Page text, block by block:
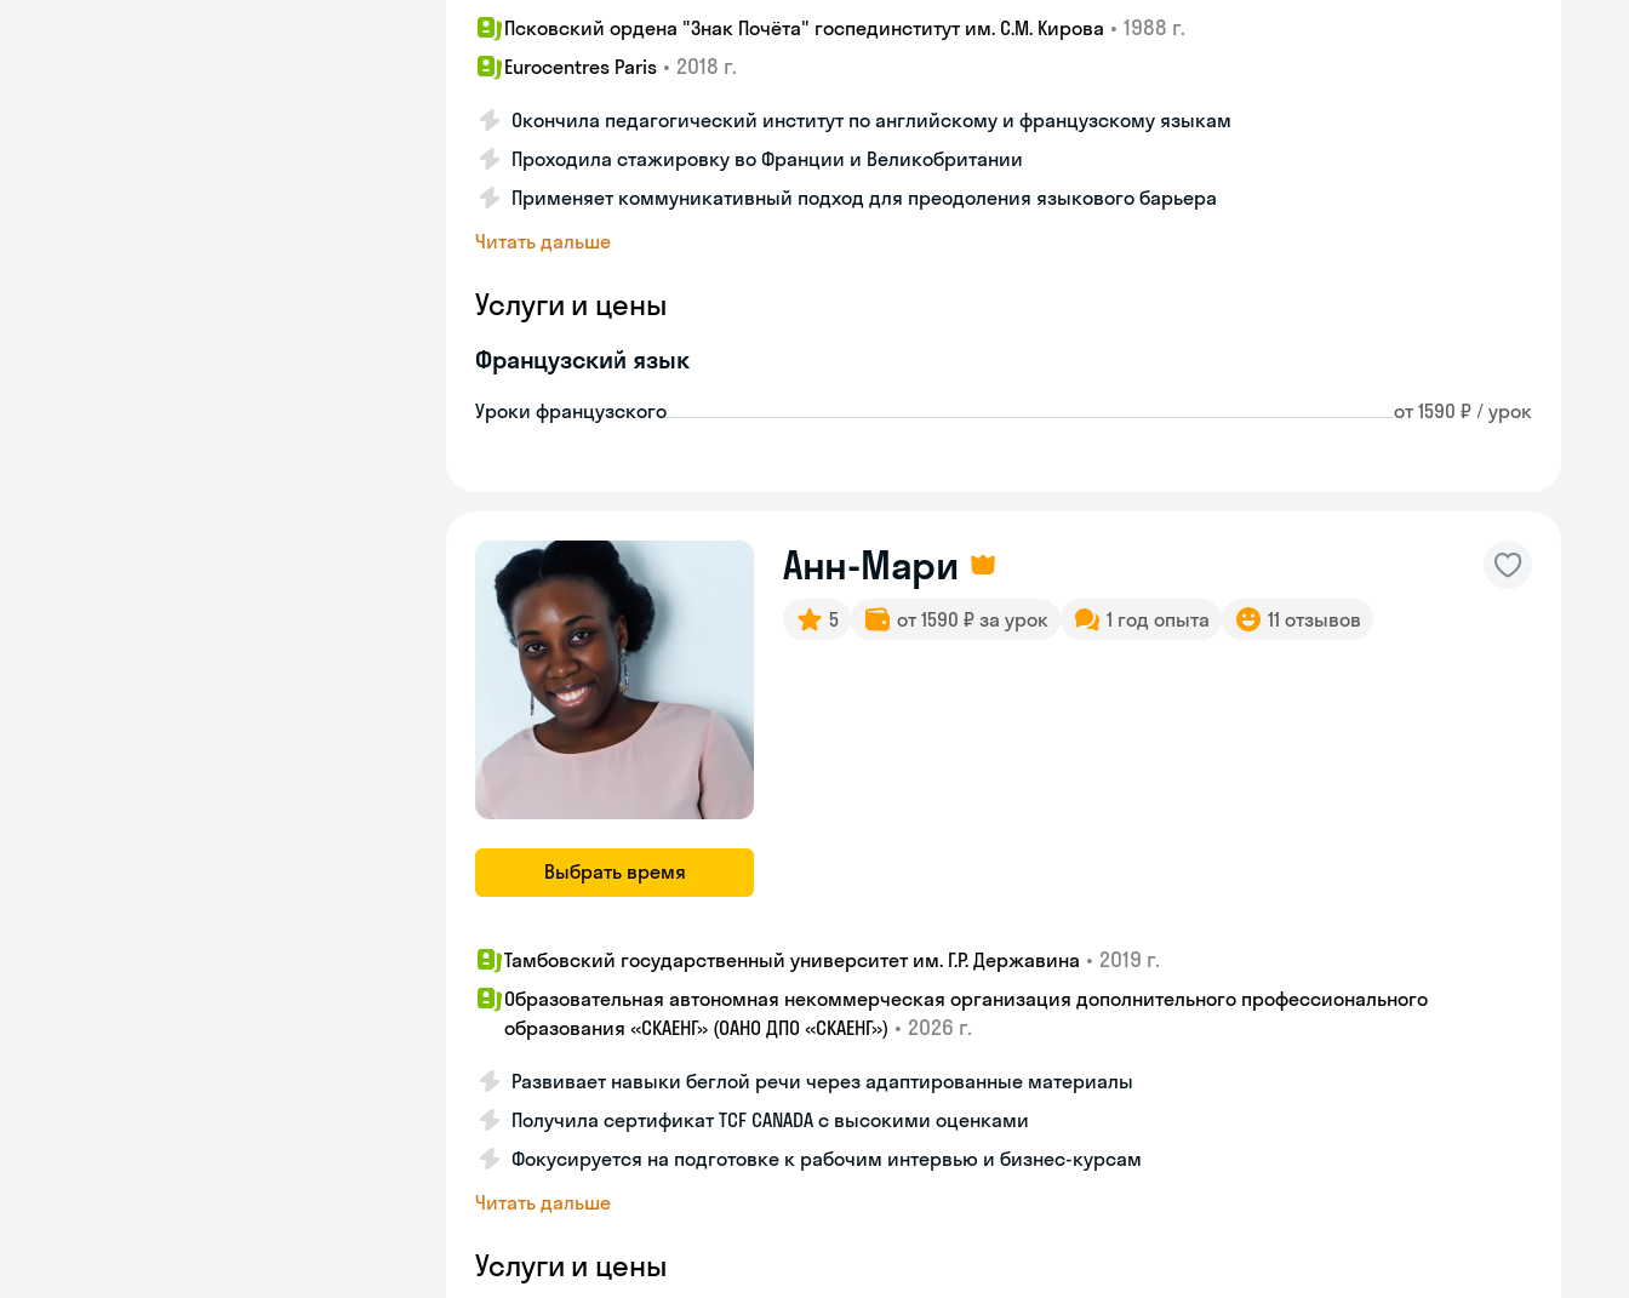
Псковский ордена "Знак Почёта" госпединститут им. С.М. Кирова • 1988 г.
Eurocentres Paris • 2018 г.
Окончила педагогический институт по английскому и французскому языкам
Проходила стажировку во Франции и Великобритании
Применяет коммуникативный подход для преодоления языкового барьера
Читать дальше
Услуги и цены
Французский язык
Уроки французского от 1590 ₽ / урок
Выбрать время
Анн-Мари
5 от 1590 ₽ за урок 1 год опыта 11 отзывов
Тамбовский государственный университет им. Г.Р. Державина • 2019 г.
Образовательная автономная некоммерческая организация дополнительного профессионального
образования «СКАЕНГ» (ОАНО ДПО «СКАЕНГ») • 2026 г.
Развивает навыки беглой речи через адаптированные материалы
Получила сертификат TCF CANADA с высокими оценками
Фокусируется на подготовке к рабочим интервью и бизнес-курсам
Читать дальше
Услуги и цены